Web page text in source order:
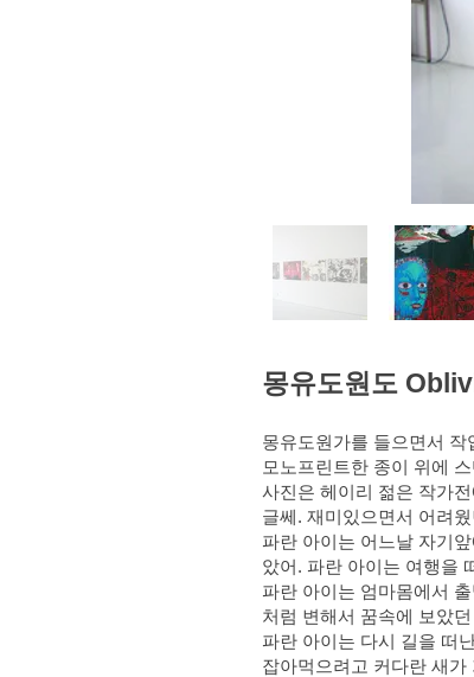
몽유도원도
몽유도원가를 들으면서
모노프린트한 종이 위에
사진은 헤이리 젊은 작가
글쎄. 재미있으면서 어려
파란 아이는 어느날 자기
았어. 파란 아이는 여행을
파란 아이는 엄마몸에서
처럼 변해서 꿈속에 보았
파란 아이는 다시 길을 떠
잡아먹으려고 커다란 새